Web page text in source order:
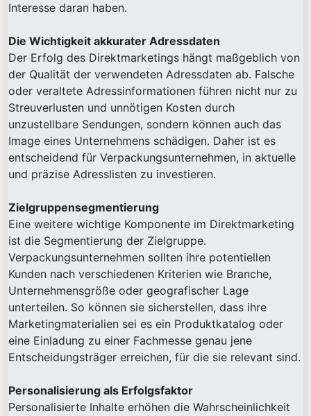
Interesse daran haben.
Die Wichtigkeit akkurater Adressdaten
Der Erfolg des Direktmarketings hängt maßgeblich von
der Qualität der verwendeten Adressdaten ab. Falsche
oder veraltete Adressinformationen führen nicht nur zu
Streuverlusten und unnötigen Kosten durch
unzustellbare Sendungen, sondern können auch das
Image eines Unternehmens schädigen. Daher ist es
entscheidend für Verpackungsunternehmen, in aktuelle
und präzise Adresslisten zu investieren.
Zielgruppensegmentierung
Eine weitere wichtige Komponente im Direktmarketing
ist die Segmentierung der Zielgruppe.
Verpackungsunternehmen sollten ihre potentiellen
Kunden nach verschiedenen Kriterien wie Branche,
Unternehmensgröße oder geografischer Lage
unterteilen. So können sie sicherstellen, dass ihre
Marketingmaterialien sei es ein Produktkatalog oder
eine Einladung zu einer Fachmesse genau jene
Entscheidungsträger erreichen, für die sie relevant sind.
Personalisierung als Erfolgsfaktor
Personalisierte Inhalte erhöhen die Wahrscheinlichkeit